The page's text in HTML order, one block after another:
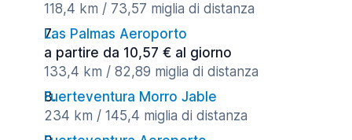
118,4 km / 73,57 miglia di distanza
Las Palmas Aeroporto
a partire da 10,57 € al giorno
133,4 km / 82,89 miglia di distanza
Fuerteventura Morro Jable
234 km / 145,4 miglia di distanza